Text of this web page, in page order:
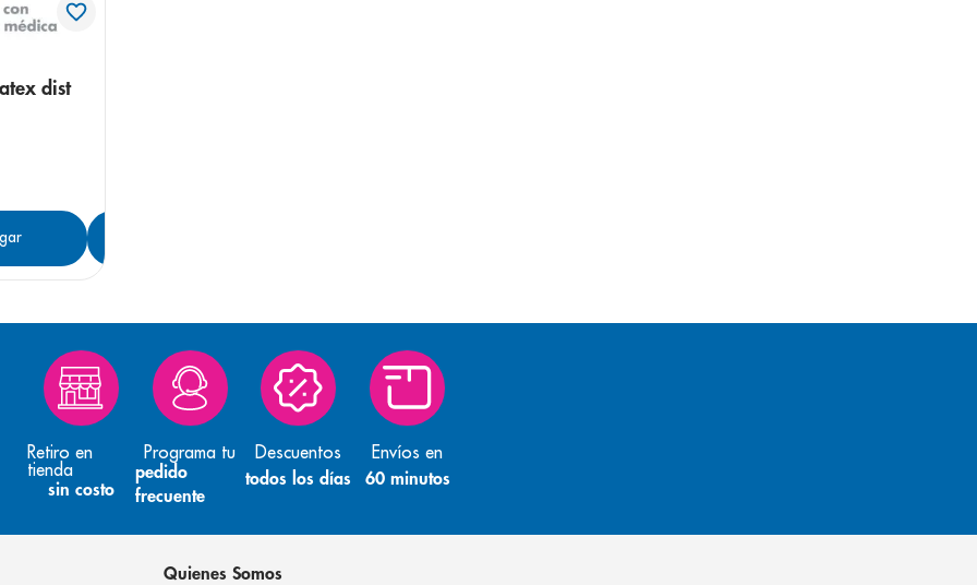
dist
Retiro en
tienda
sin costo
Programa tu
pedido
frecuente
Descuentos
todos los días
Envíos en
60 minutos
Quienes Somos